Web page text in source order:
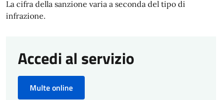
La cifra della sanzione varia a seconda del tipo di
infrazione.
Accedi al servizio
Multe online